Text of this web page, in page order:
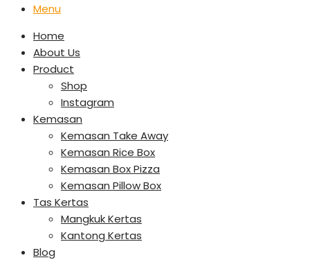
Menu
Home
About Us
Product
Shop
Instagram
Kemasan
Kemasan Take Away
Kemasan Rice Box
Kemasan Box Pizza
Kemasan Pillow Box
Tas Kertas
Mangkuk Kertas
Kantong Kertas
Blog